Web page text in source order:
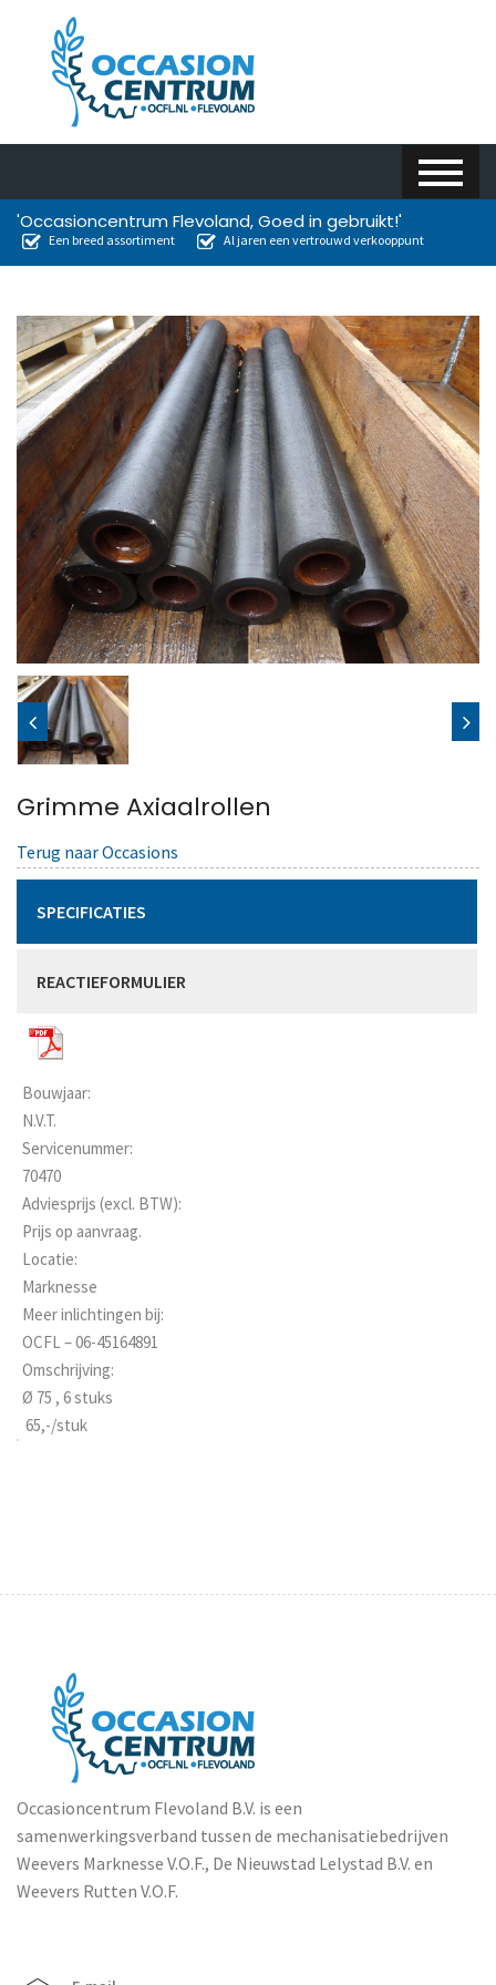
'Occasioncentrum Flevoland, Goed in gebruikt!'
Een breed assortiment Al jaren een vertrouwd verkooppunt
Grimme Axiaalrollen
Terug naar Occasions
SPECIFICATIES
REACTIEFORMULIER
Bouwjaar:
N.V.T.
Servicenummer:
70470
Adviesprijs (excl. BTW):
Prijs op aanvraag.
Locatie:
Marknesse
Meer inlichtingen bij:
OCFL – 06-45164891
Omschrijving:
Ø 75 , 6 stuks
 65,-/stuk
Occasioncentrum Flevoland B.V. is een
samenwerkingsverband tussen de mechanisatiebedrijven
Weevers Marknesse V.O.F., De Nieuwstad Lelystad B.V. en
Weevers Rutten V.O.F.